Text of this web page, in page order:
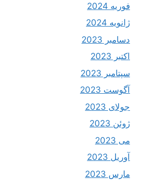
فوریه 2024
ژانویه 2024
دسامبر 2023
اکتبر 2023
سپتامبر 2023
آگوست 2023
جولای 2023
ژوئن 2023
می 2023
آوریل 2023
مارس 2023